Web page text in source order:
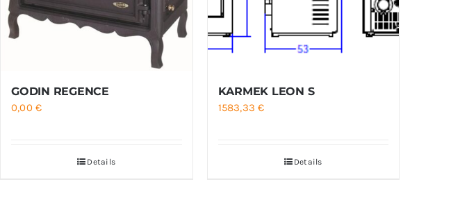
GODIN REGENCE
0,00€
Details
KARMEK LEON S
1583,33€
Details